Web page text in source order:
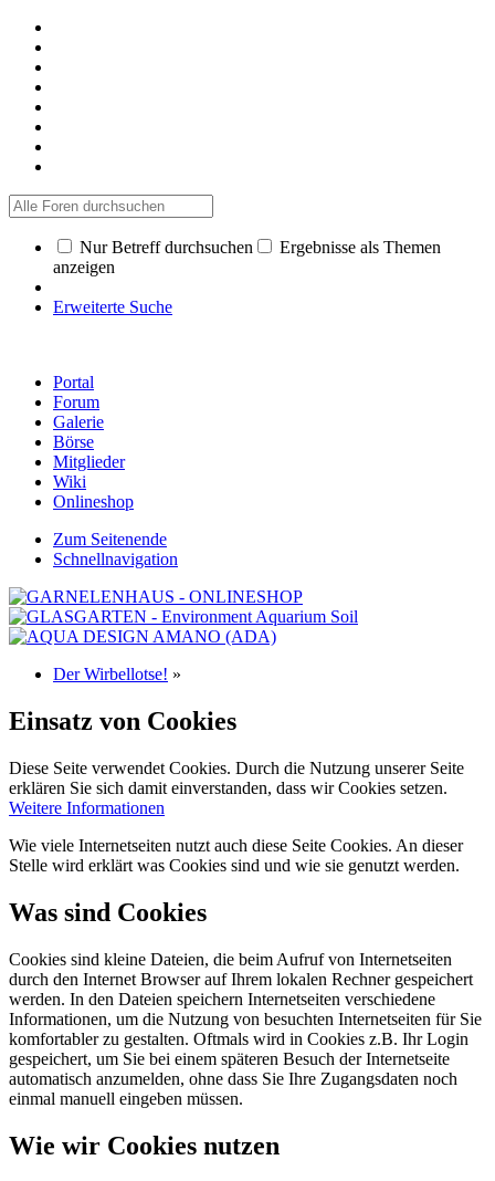
Nur Betreff durchsuchen
Ergebnisse als Themen
anzeigen
Erweiterte Suche
Portal
Forum
Galerie
Börse
Mitglieder
Wiki
Onlineshop
Zum Seitenende
Schnellnavigation
Der Wirbellotse! »
Einsatz von Cookies
Diese Seite verwendet Cookies. Durch die Nutzung unserer Seite
erklären Sie sich damit einverstanden, dass wir Cookies setzen.
Weitere Informationen
Wie viele Internetseiten nutzt auch diese Seite Cookies. An dieser
Stelle wird erklärt was Cookies sind und wie sie genutzt werden.
Was sind Cookies
Cookies sind kleine Dateien, die beim Aufruf von Internetseiten
durch den Internet Browser auf Ihrem lokalen Rechner gespeichert
werden. In den Dateien speichern Internetseiten verschiedene
Informationen, um die Nutzung von besuchten Internetseiten für Sie
komfortabler zu gestalten. Oftmals wird in Cookies z.B. Ihr Login
gespeichert, um Sie bei einem späteren Besuch der Internetseite
automatisch anzumelden, ohne dass Sie Ihre Zugangsdaten noch
einmal manuell eingeben müssen.
Wie wir Cookies nutzen